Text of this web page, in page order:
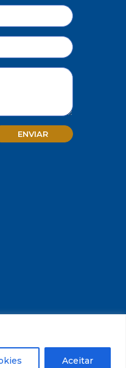
Aceitar